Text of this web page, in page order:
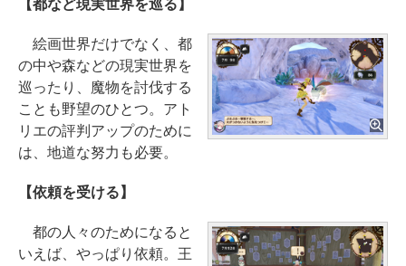
【都など現実世界を巡る】
絵画世界だけでなく、都
の中や森などの現実世界を
巡ったり、魔物を討伐する
ことも野望のひとつ。アト
リエの評判アップのために
は、地道な努力も必要。
【依頼を受ける】
都の人々のためになると
いえば、やっぱり依頼。王